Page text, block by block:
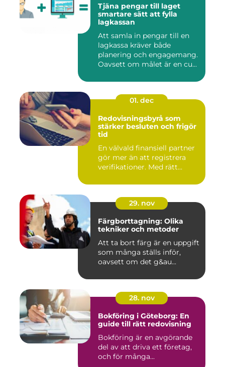
Tjäna pengar till laget
smartare sätt att fylla
lagkassan
Att samla in pengar till en
lagkassa kräver både
planering och engagemang.
Oavsett om målet är en cu...
01. dec
Redovisningsbyrå som
stärker besluten och frigör
tid
En välvald finansiell partner
gör mer än att registrera
verifikationer. Med rätt...
29. nov
Färgborttagning: Olika
tekniker och metoder
Att ta bort färg är en uppgift
som många ställs inför,
oavsett om det g&au...
28. nov
Bokföring i Göteborg: En
guide till rätt redovisning
Bokföring är en avgörande
del av att driva ett företag,
och för många...